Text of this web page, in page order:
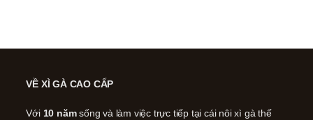
VỀ XÌ GÀ CAO CẤP
Với 10 nămsống và làm việc trực tiếp tại cái nôi xì gà thế